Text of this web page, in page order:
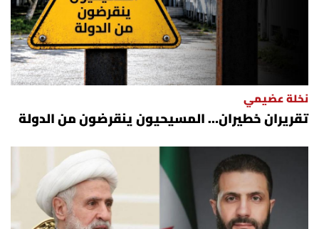
نخلة عضيمي
تقريران خطيران… المسيحيون ينقرضون من الدولة